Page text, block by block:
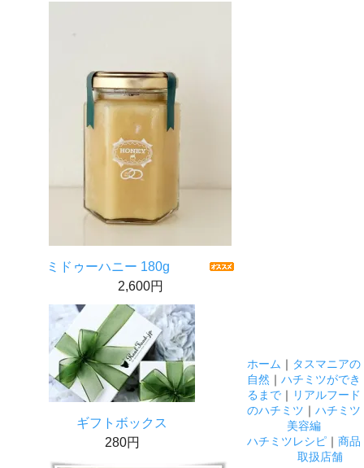
ミドゥーハニー 180g
2,600円
ギフトボックス
280円
ホーム ｜ タスマニアの
自然 ｜ ハチミツができ
るまで ｜ リアルフード
のハチミツ ｜ ハチミツ
美容編
ハチミツレシピ ｜ 商品
取扱店舗